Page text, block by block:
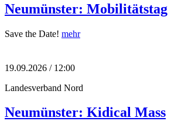
Neumünster: Mobilitätstag
Save the Date! mehr
19.09.2026 / 12:00
Landesverband Nord
Neumünster: Kidical Mass